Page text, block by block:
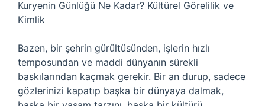
Kuryenin Günlüğü Ne Kadar? Kültürel Görelilik ve
Kimlik
Bazen, bir şehrin gürültüsünden, işlerin hızlı
temposundan ve maddi dünyanın sürekli
baskılarından kaçmak gerekir. Bir an durup, sadece
gözlerinizi kapatıp başka bir dünyaya dalmak,